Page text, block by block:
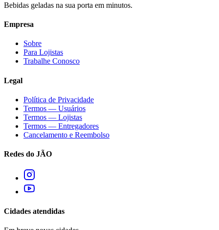
Bebidas geladas na sua porta em minutos.
Empresa
Sobre
Para Lojistas
Trabalhe Conosco
Legal
Política de Privacidade
Termos — Usuários
Termos — Lojistas
Termos — Entregadores
Cancelamento e Reembolso
Redes do JÃO
Cidades atendidas